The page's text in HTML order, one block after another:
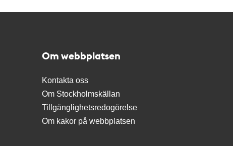
Om webbplatsen
Kontakta oss
Om Stockholmskällan
Tillgänglighetsredogörelse
Om kakor på webbplatsen